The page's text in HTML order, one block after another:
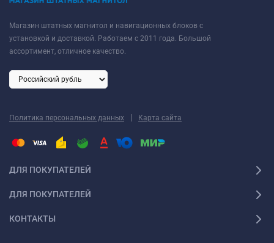
Магазин штатных магнитол и навигационных блоков с
установкой и доставкой. Работаем с 2011 года. Большой
ассортимент, отличное качество.
Политика персональных данных | Карта сайта
ДЛЯ ПОКУПАТЕЛЕЙ
ДЛЯ ПОКУПАТЕЛЕЙ
КОНТАКТЫ